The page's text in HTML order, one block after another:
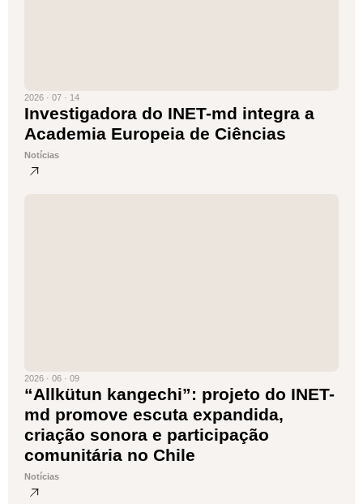
2026 · 07 · 14
Investigadora do INET-md integra a
Academia Europeia de Ciências
Notícias
2026 · 06 · 09
“Allkütun kangechi”: projeto do INET-
md promove escuta expandida,
criação sonora e participação
comunitária no Chile
Notícias